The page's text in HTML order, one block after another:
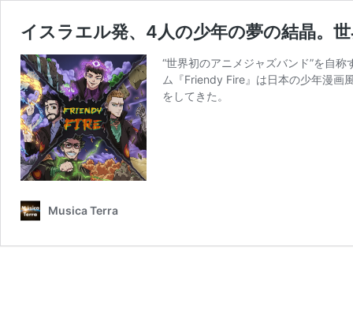
イスラエル発、4人の少年の夢の結晶。
“世界初のアニメジャズバンド”を自
ム『Friendy Fire』は日本の少年漫画
をしてきた。
Musica Terra